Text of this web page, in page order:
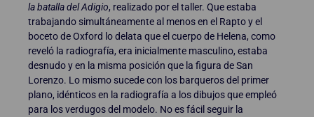
la batalla del Adigio, realizado por el taller. Que estaba
trabajando simultáneamente al menos en el Rapto y el
boceto de Oxford lo delata que el cuerpo de Helena, como
reveló la radiografía, era inicialmente masculino, estaba
desnudo y en la misma posición que la figura de San
Lorenzo. Lo mismo sucede con los barqueros del primer
plano, idénticos en la radiografía a los dibujos que empleó
para los verdugos del modelo. No es fácil seguir la